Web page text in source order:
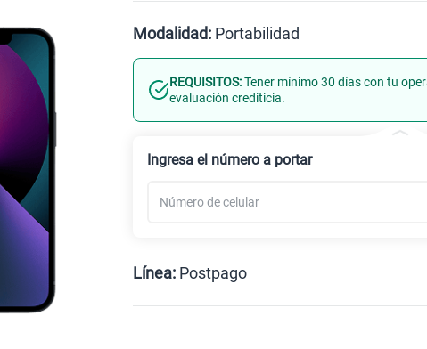
Modalidad: Portabilidad
Línea Nueva Portabilidad
REQUISITOS:Tener mínimo 30 días con tu
evaluación crediticia.
Ingresa el número a portar
Línea: Postpago